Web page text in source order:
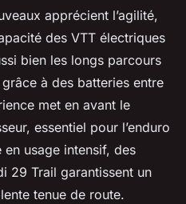
apprécient l’agilité,
des VTT électriques
bien les longs parcours
à des batteries entre
met en avant le
essentiel pour l’enduro
usage intensif, des
29 Trail garantissent un
tenue de route.